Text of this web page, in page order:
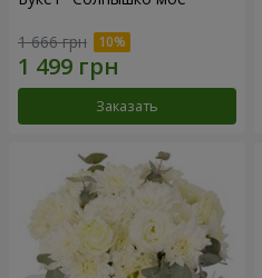
1 666 грн
Заказать